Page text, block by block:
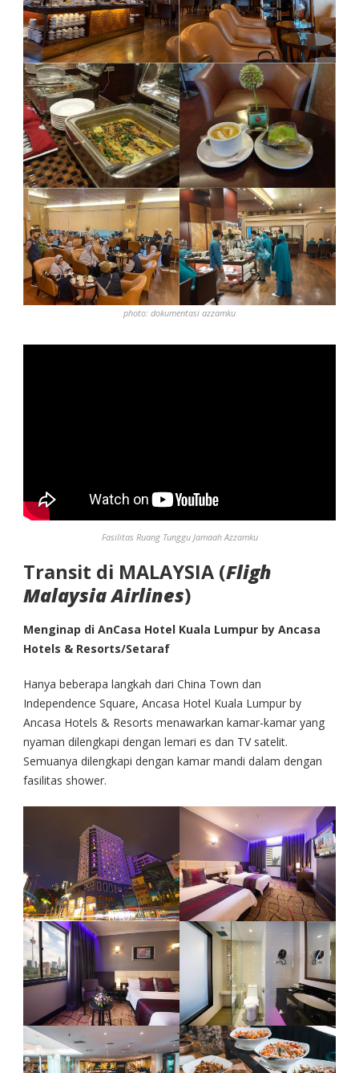
photo: dokumentasi azzamku
Fasilitas Ruang Tunggu Jamaah Azzamku
Transit di MALAYSIA (Fligh
Malaysia Airlines)
Menginap di AnCasa Hotel Kuala Lumpur by Ancasa
Hotels & Resorts/Setaraf
Hanya beberapa langkah dari China Town dan
Independence Square, Ancasa Hotel Kuala Lumpur by
Ancasa Hotels & Resorts menawarkan kamar-kamar yang
nyaman dilengkapi dengan lemari es dan TV satelit.
Semuanya dilengkapi dengan kamar mandi dalam dengan
fasilitas shower.